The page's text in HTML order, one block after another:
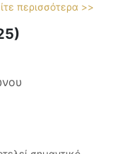
περισσότερα >>